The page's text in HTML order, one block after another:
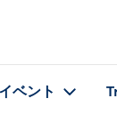
イベント